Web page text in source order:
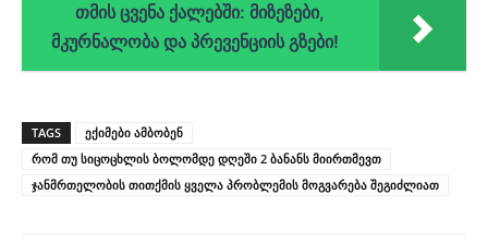
თმის ცვენა ქალებში: მიზეზები,
მკურნალობა და პრევენციის გზები!
TAGS
ექიმები ამბობენ
რომ თუ სიცოცხლის ბოლომდე დღეში 2 ბანანს მიირთმევთ
ჯანმრთელობის თითქმის ყველა პრობლემის მოგვარება შეგიძლიათ